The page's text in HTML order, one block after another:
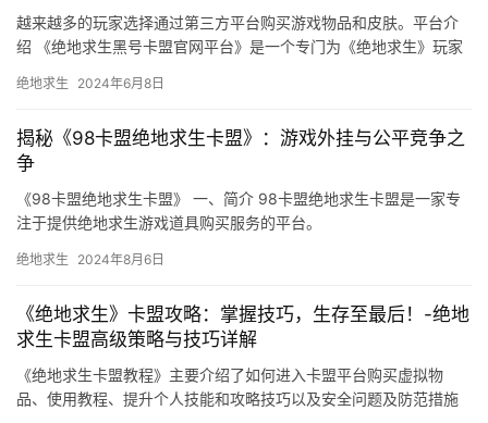
越来越多的玩家选择通过第三方平台购买游戏物品和皮肤。平台介
绍 《绝地求生黑号卡盟官网平台》是一个专门为《绝地求生》玩家
绝地求生 2024年6月8日
揭秘《98卡盟绝地求生卡盟》：游戏外挂与公平竞争之
争
《98卡盟绝地求生卡盟》 一、简介 98卡盟绝地求生卡盟是一家专
注于提供绝地求生游戏道具购买服务的平台。
绝地求生 2024年8月6日
《绝地求生》卡盟攻略：掌握技巧，生存至最后！-绝地
求生卡盟高级策略与技巧详解
《绝地求生卡盟教程》主要介绍了如何进入卡盟平台购买虚拟物
品、使用教程、提升个人技能和攻略技巧以及安全问题及防范措施